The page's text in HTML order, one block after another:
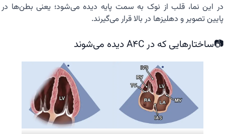
در این نما، قلب از نوک به سمت پایه دیده می‌شود؛ یعنی بطن‌ها در
پایین تصویر و دهلیزها در بالا قرار می‌گیرند.
📷ساختارهایی که در A4C دیده می‌شوند